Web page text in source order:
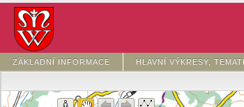
ZÁKLADNÍ INFORMACE HLAVNÍ VÝKRESY,